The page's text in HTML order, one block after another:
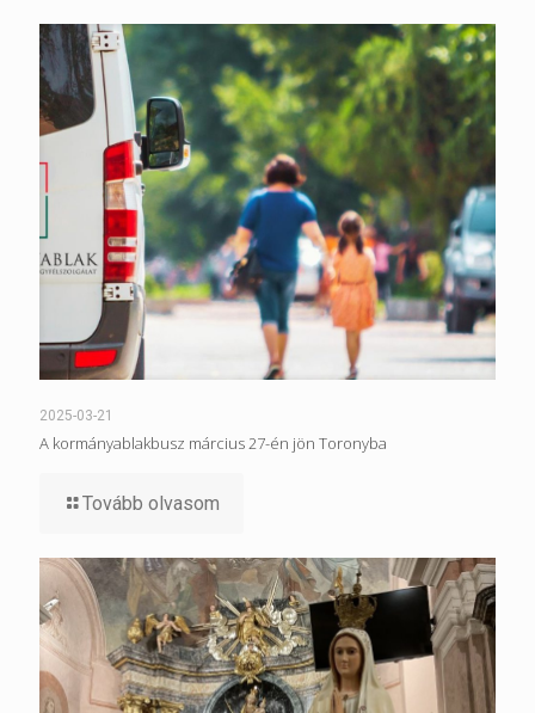
2025-03-21
A kormányablakbusz március 27-én jön Toronyba
Tovább olvasom